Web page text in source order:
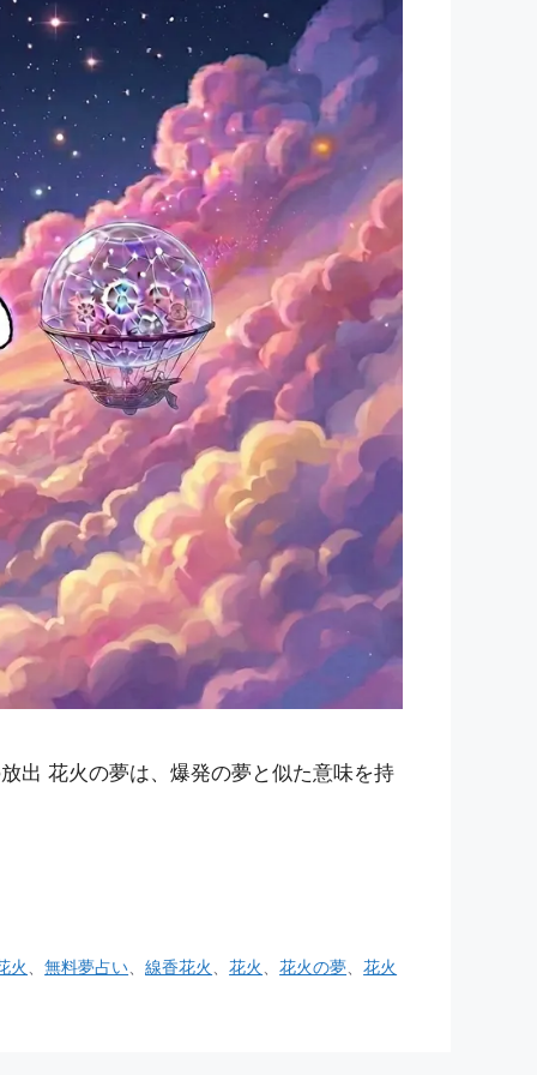
出 花火の夢は、爆発の夢と似た意味を持
火 、無料夢占い 、線香花火 、花火 、花火の夢 、花火